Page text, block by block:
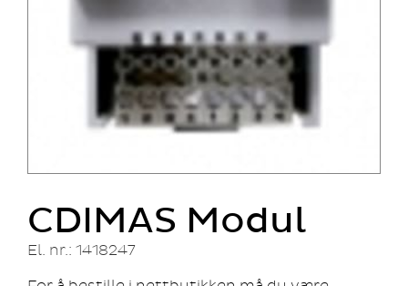
CDIMAS Modul
El. nr.: 1418247